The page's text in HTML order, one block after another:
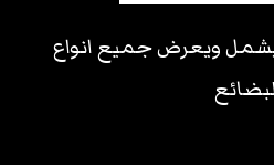
ويعرض جميع انواع